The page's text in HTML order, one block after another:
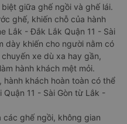
giữa ghế ngồi và ghế lái.
ghế, khiến chỗ của hành
Lắk - Đắk Lắk Quận 11 - Sài
dày khiến cho người nằm có
xe dù xa hay gần,
hành khách mệt mỏi.
khách hoàn toàn có thể
11 - Sài Gòn từ Lắk -
các ghế ngồi, không gian